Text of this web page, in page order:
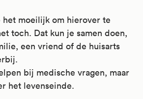
moeilijk om hierover te
toch. Dat kun je samen doen,
een vriend of de huisarts
bij medische vragen, maar
het levenseinde.